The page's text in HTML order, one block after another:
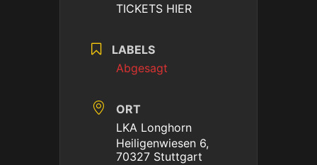
TICKETS HIER
LABELS
Abgesagt
ORT
LKA Longhorn
Heiligenwiesen 6,
70327 Stuttgart